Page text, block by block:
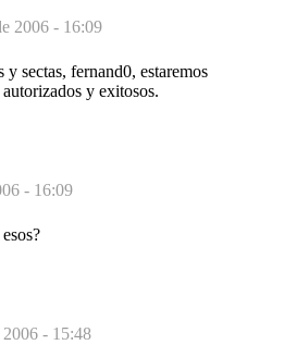
2006 - 16:09
sectas, fernand0, estaremos
y exitosos.
- 16:09
- 15:48